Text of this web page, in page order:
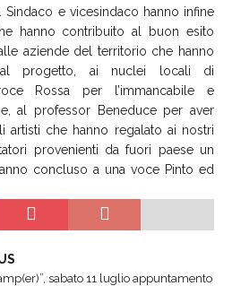
Sindaco e vicesindaco hanno infine
hanno contribuito al buon esito
aziende del territorio che hanno
al progetto, ai nuclei locali di
Rossa per l’immancabile e
al professor Beneduce per aver
artisti che hanno regalato ai nostri
provenienti da fuori paese un
concluso a una voce Pinto ed
sabato 11 luglio appuntamento